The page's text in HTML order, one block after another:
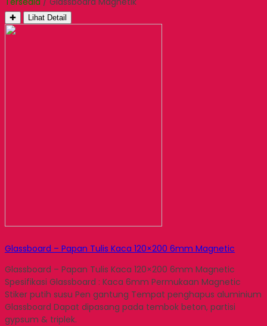
✚ Lihat Detail
Glassboard – Papan Tulis Kaca 120×200 6mm Magnetic
Glassboard – Papan Tulis Kaca 120×200 6mm Magnetic
Spesifikasi Glassboard : Kaca 6mm Permukaan Magnetic
Stiker putih susu Pen gantung Tempat penghapus aluminium
Glassboard Dapat dipasang pada tembok beton, partisi
gypsum & triplek.